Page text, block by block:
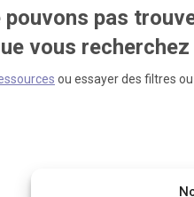
pouvons pas
vous recherchez
ou essayer des filtres